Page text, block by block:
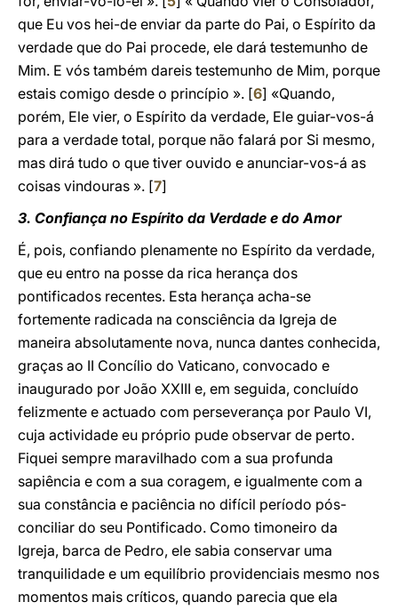
que Eu vos hei-de enviar da parte do Pai, o Espírito da
verdade que do Pai procede, ele dará testemunho de
Mim. E vós também dareis testemunho de Mim, porque
estais comigo desde o princípio ». [6] «Quando,
porém, Ele vier, o Espírito da verdade, Ele guiar-vos-á
para a verdade total, porque não falará por Si mesmo,
mas dirá tudo o que tiver ouvido e anunciar-vos-á as
coisas vindouras ». [7]
3. Confiança no Espírito da Verdade e do Amor
É, pois, confiando plenamente no Espírito da verdade,
que eu entro na posse da rica herança dos
pontificados recentes. Esta herança acha-se
fortemente radicada na consciência da Igreja de
maneira absolutamente nova, nunca dantes conhecida,
graças ao II Concílio do Vaticano, convocado e
inaugurado por João XXIII e, em seguida, concluído
felizmente e actuado com perseverança por Paulo VI,
cuja actividade eu próprio pude observar de perto.
Fiquei sempre maravilhado com a sua profunda
sapiência e com a sua coragem, e igualmente com a
sua constância e paciência no difícil período pós-
conciliar do seu Pontificado. Como timoneiro da
Igreja, barca de Pedro, ele sabia conservar uma
tranquilidade e um equilíbrio providenciais mesmo nos
momentos mais críticos, quando parecia que ela